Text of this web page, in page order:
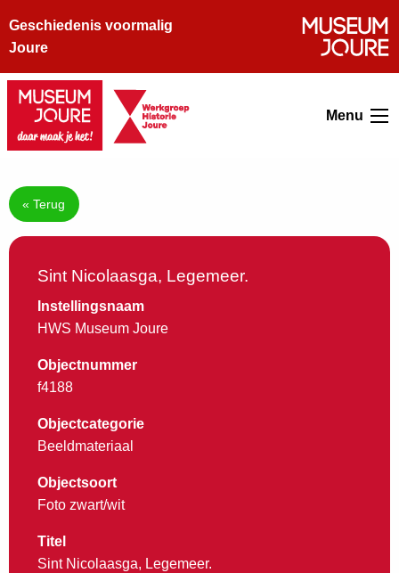
Geschiedenis voormalig
Joure
Menu
« Terug
Sint Nicolaasga, Legemeer.
Instellingsnaam
HWS Museum Joure
Objectnummer
f4188
Objectcategorie
Beeldmateriaal
Objectsoort
Foto zwart/wit
Titel
Sint Nicolaasga, Legemeer.